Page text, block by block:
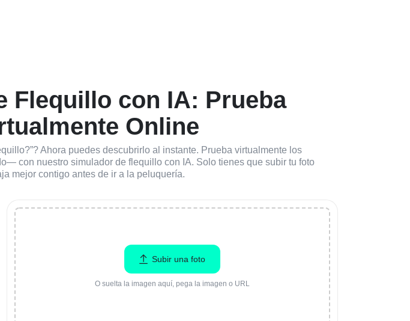
Flequillo con IA: Prueba
Online
Ahora puedes descubrirlo al instante. Prueba virtualmente los
con nuestro simulador de flequillo con IA. Solo tienes que subir tu foto
mejor contigo antes de ir a la peluquería.
Subir una foto
O suelta la imagen aquí, pega la imagen o URL